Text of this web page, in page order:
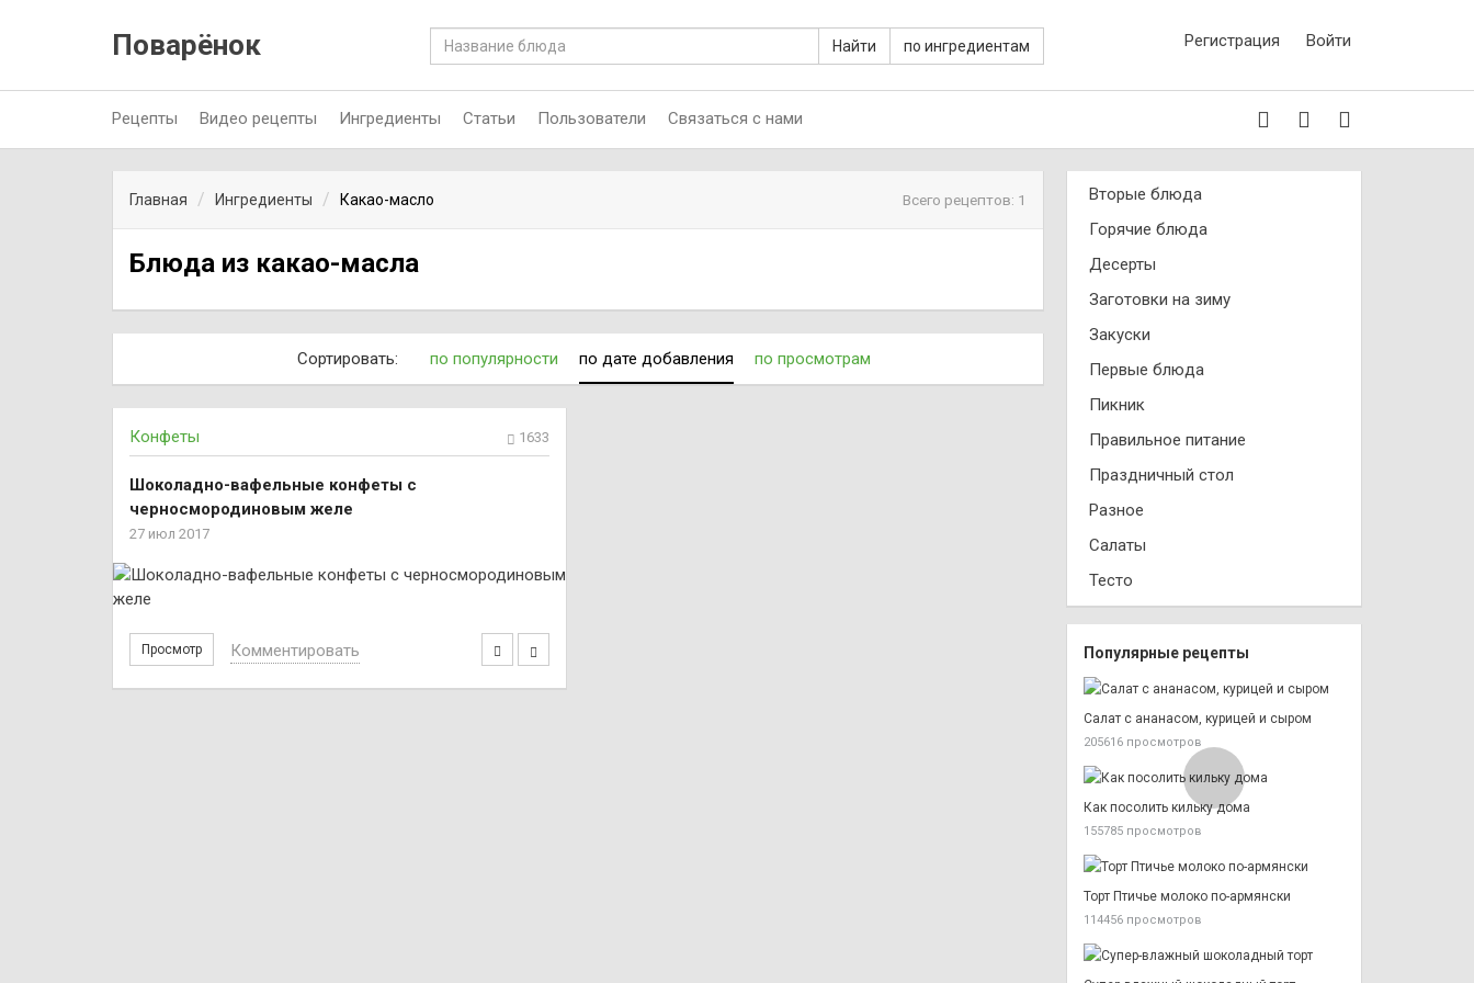
Поварёнок Найти по ингредиентам Регистрация Войти
Рецепты Видео рецепты Ингредиенты Статьи Пользователи Связаться с нами
Главная Ингредиенты Какао-масло Всего рецептов: 1
Блюда из какао-масла
Сортировать: по популярности по дате добавления по просмотрам
Конфеты 1633
Шоколадно-вафельные конфеты с
черносмородиновым желе
27 июл 2017
Просмотр Комментировать
Вторые блюда
Горячие блюда
Десерты
Заготовки на зиму
Закуски
Первые блюда
Пикник
Правильное питание
Праздничный стол
Разное
Салаты
Тесто
Популярные рецепты
Салат с ананасом, курицей и сыром
205616 просмотров
Как посолить кильку дома
155785 просмотров
Торт Птичье молоко по-армянски
114456 просмотров